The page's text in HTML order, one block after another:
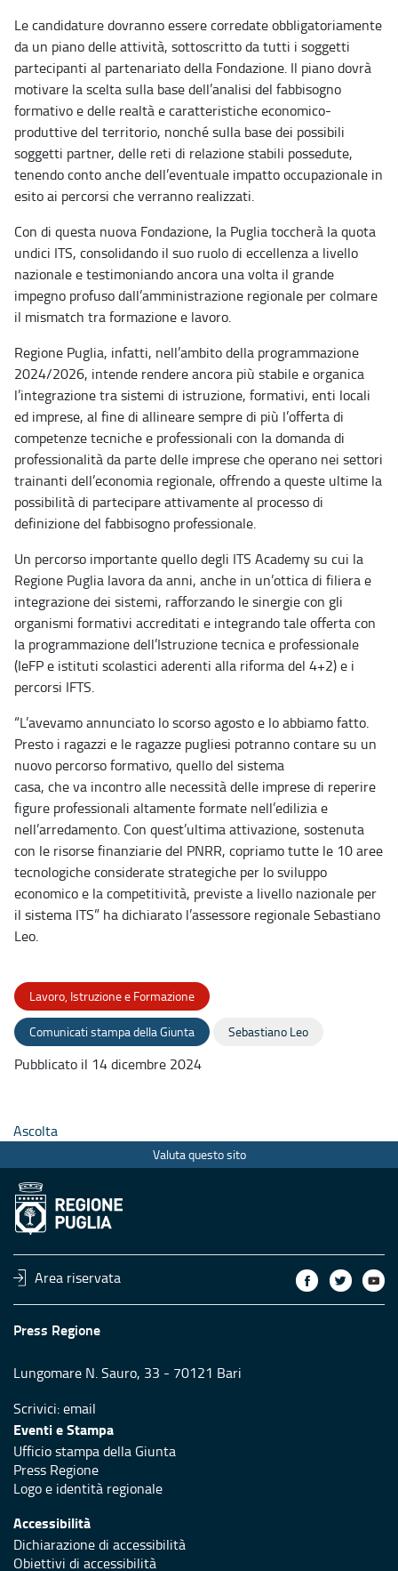
Le candidature dovranno essere corredate obbligatoriamente
da un piano delle attività, sottoscritto da tutti i soggetti
partecipanti al partenariato della Fondazione. Il piano dovrà
motivare la scelta sulla base dell’analisi del fabbisogno
formativo e delle realtà e caratteristiche economico-
produttive del territorio, nonché sulla base dei possibili
soggetti partner, delle reti di relazione stabili possedute,
tenendo conto anche dell’eventuale impatto occupazionale in
esito ai percorsi che verranno realizzati.
Con di questa nuova Fondazione, la Puglia toccherà la quota
undici ITS, consolidando il suo ruolo di eccellenza a livello
nazionale e testimoniando ancora una volta il grande
impegno profuso dall’amministrazione regionale per colmare
il mismatch tra formazione e lavoro.
Regione Puglia, infatti, nell’ambito della programmazione
2024/2026, intende rendere ancora più stabile e organica
l’integrazione tra sistemi di istruzione, formativi, enti locali
ed imprese, al fine di allineare sempre di più l’offerta di
competenze tecniche e professionali con la domanda di
professionalità da parte delle imprese che operano nei settori
trainanti dell’economia regionale, offrendo a queste ultime la
possibilità di partecipare attivamente al processo di
definizione del fabbisogno professionale.
Un percorso importante quello degli ITS Academy su cui la
Regione Puglia lavora da anni, anche in un’ottica di filiera e
integrazione dei sistemi, rafforzando le sinergie con gli
organismi formativi accreditati e integrando tale offerta con
la programmazione dell’Istruzione tecnica e professionale
(IeFP e istituti scolastici aderenti alla riforma del 4+2) e i
percorsi IFTS.
“L’avevamo annunciato lo scorso agosto e lo abbiamo fatto.
Presto i ragazzi e le ragazze pugliesi potranno contare su un
nuovo percorso formativo, quello del sistema
casa, che va incontro alle necessità delle imprese di reperire
figure professionali altamente formate nell’edilizia e
nell’arredamento. Con quest’ultima attivazione, sostenuta
con le risorse finanziarie del PNRR, copriamo tutte le 10 aree
tecnologiche considerate strategiche per lo sviluppo
economico e la competitività, previste a livello nazionale per
il sistema ITS” ha dichiarato l’assessore regionale Sebastiano
Leo.
Lavoro, Istruzione e Formazione
Comunicati stampa della Giunta Sebastiano Leo
Pubblicato il 14 dicembre 2024
Ascolta
Valuta questo sito
Area riservata
Press Regione
Lungomare N. Sauro, 33 - 70121 Bari
Scrivici:email
Eventi e Stampa
Ufficio stampa della Giunta
Press Regione
Logo e identità regionale
Accessibilità
Dichiarazione di accessibilità
Obiettivi di accessibilità